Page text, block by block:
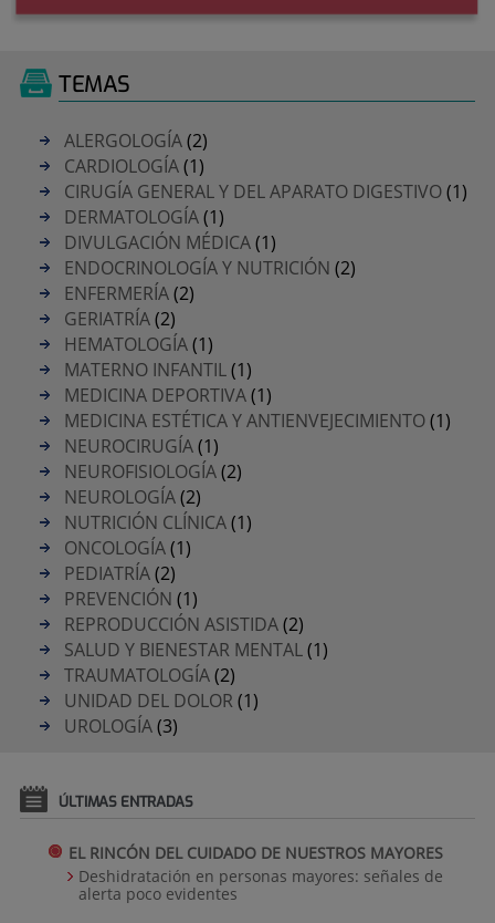
TEMAS
ALERGOLOGÍA(2)
CARDIOLOGÍA(1)
CIRUGÍA GENERAL Y DEL APARATO DIGESTIVO(1)
DERMATOLOGÍA(1)
DIVULGACIÓN MÉDICA(1)
ENDOCRINOLOGÍA Y NUTRICIÓN (2)
ENFERMERÍA(2)
GERIATRÍA(2)
HEMATOLOGÍA(1)
MATERNO INFANTIL(1)
MEDICINA DEPORTIVA(1)
MEDICINA ESTÉTICA Y ANTIENVEJECIMIENTO(1)
NEUROCIRUGÍA(1)
NEUROFISIOLOGÍA(2)
NEUROLOGÍA(2)
NUTRICIÓN CLÍNICA(1)
ONCOLOGÍA(1)
PEDIATRÍA(2)
PREVENCIÓN (1)
REPRODUCCIÓN ASISTIDA(2)
SALUD Y BIENESTAR MENTAL(1)
TRAUMATOLOGÍA(2)
UNIDAD DEL DOLOR(1)
UROLOGÍA(3)
ÚLTIMAS ENTRADAS
EL RINCÓN DEL CUIDADO DE NUESTROS MAYORES
Deshidratación en personas mayores: señales de
alerta poco evidentes